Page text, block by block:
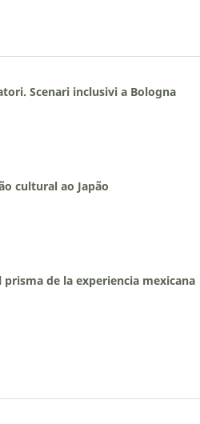
Scenari inclusivi a Bologna
cultural ao Japão
de la experiencia mexicana